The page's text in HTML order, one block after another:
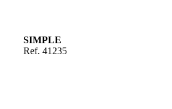
SIMPLE
Ref. 41235